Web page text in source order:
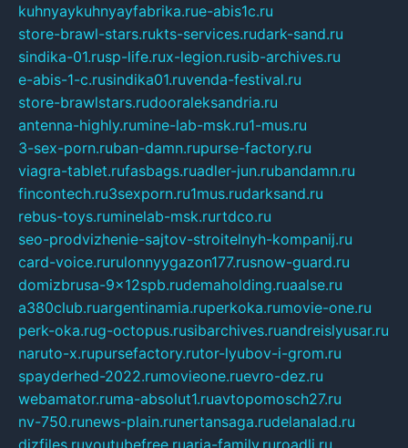
kuhnyaykuhnyayfabrika.rue-abis1c.ru
store-brawl-stars.rukts-services.rudark-sand.ru
sindika-01.rusp-life.rux-legion.rusib-archives.ru
e-abis-1-c.rusindika01.ruvenda-festival.ru
store-brawlstars.rudooraleksandria.ru
antenna-highly.rumine-lab-msk.ru1-mus.ru
3-sex-porn.ruban-damn.rupurse-factory.ru
viagra-tablet.rufasbags.ruadler-jun.rubandamn.ru
fincontech.ru3sexporn.ru1mus.rudarksand.ru
rebus-toys.ruminelab-msk.rurtdco.ru
seo-prodvizhenie-sajtov-stroitelnyh-kompanij.ru
card-voice.rurulonnyygazon177.rusnow-guard.ru
domizbrusa-9x12spb.rudemaholding.ruaalse.ru
a380club.ruargentinamia.ruperkoka.rumovie-one.ru
perk-oka.rug-octopus.rusibarchives.ruandreislyusar.ru
naruto-x.rupursefactory.rutor-lyubov-i-grom.ru
spayderhed-2022.rumovieone.ruevro-dez.ru
webamator.ruma-absolut1.ruavtopomosch27.ru
nv-750.runews-plain.runertansaga.rudelanalad.ru